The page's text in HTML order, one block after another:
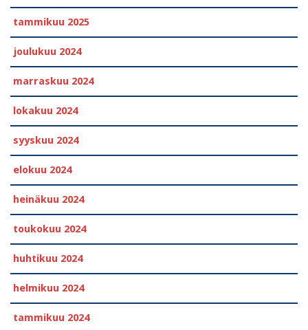
tammikuu 2025
joulukuu 2024
marraskuu 2024
lokakuu 2024
syyskuu 2024
elokuu 2024
heinäkuu 2024
toukokuu 2024
huhtikuu 2024
helmikuu 2024
tammikuu 2024